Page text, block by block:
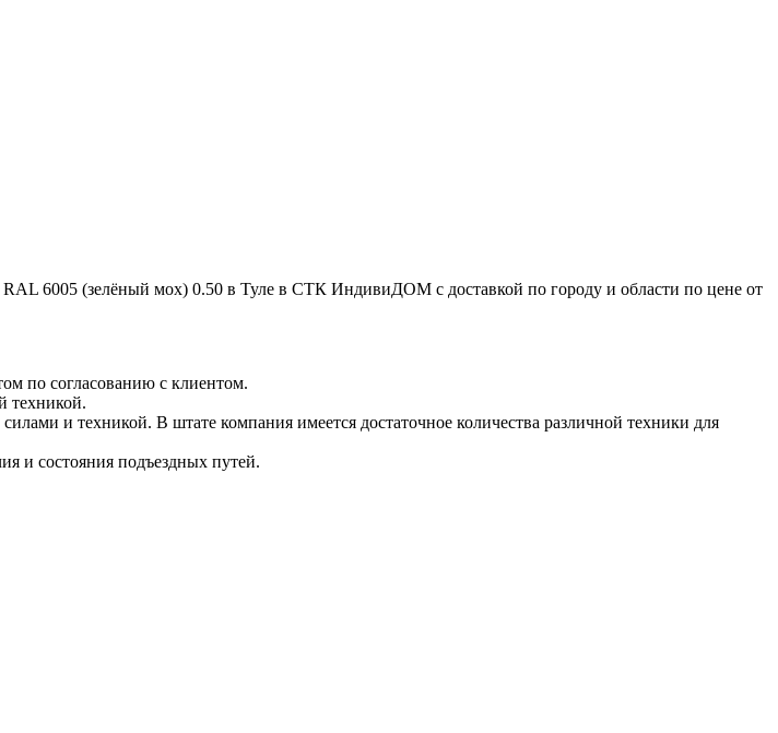
6005 (зелёный мох) 0.50 в Туле в СТК ИндивиДОМ с доставкой по городу и области по цене от
по согласованию с клиентом.
техникой.
и техникой. В штате компания имеется достаточное количества различной техники для
и состояния подъездных путей.